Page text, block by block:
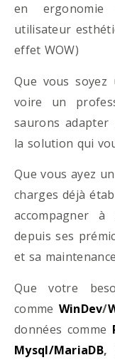
en ergonomie
utilisateur
effet WOW)
Que vous
voire un
saurons
la solution qui
Que vous ayez
charges déjà
accompagner
depuis ses
et sa
Que votre
comme WinDev/
données comme
Mysql/MariaDB,